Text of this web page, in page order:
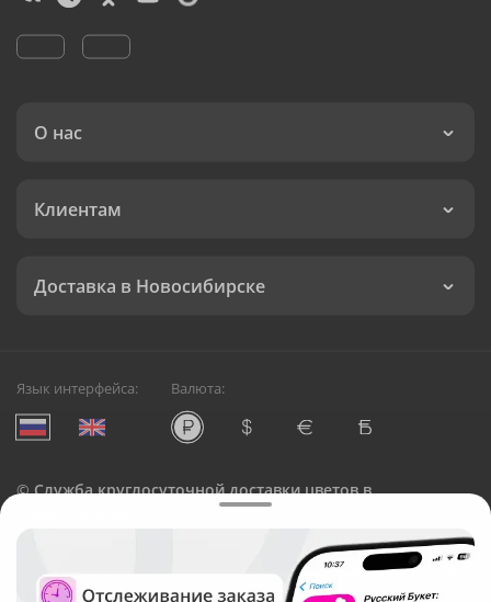
О нас
Клиентам
Доставка в Новосибирске
Язык интерфейса: Валюта:
©Служба круглосуточной доставки цветов в
Русский Букет, 2026
Общество с ограниченной ответственностью «Технология»
ОГРН: 1195476081745, ИНН: 5410081997